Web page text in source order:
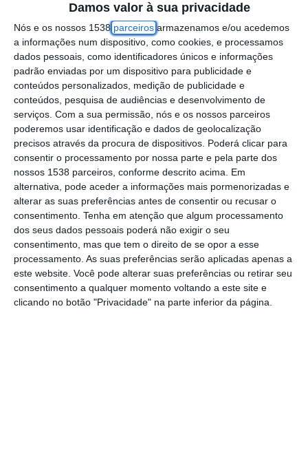
Damos valor à sua privacidade
Nós e os nossos 1538 parceiros armazenamos e/ou acedemos
a informações num dispositivo, como cookies, e processamos
dados pessoais, como identificadores únicos e informações
padrão enviadas por um dispositivo para publicidade e
conteúdos personalizados, medição de publicidade e
conteúdos, pesquisa de audiências e desenvolvimento de
serviços. Com a sua permissão, nós e os nossos parceiros
poderemos usar identificação e dados de geolocalização
precisos através da procura de dispositivos. Poderá clicar para
consentir o processamento por nossa parte e pela parte dos
nossos 1538 parceiros, conforme descrito acima. Em
alternativa, pode aceder a informações mais pormenorizadas e
alterar as suas preferências antes de consentir ou recusar o
consentimento. Tenha em atenção que algum processamento
dos seus dados pessoais poderá não exigir o seu
consentimento, mas que tem o direito de se opor a esse
processamento. As suas preferências serão aplicadas apenas a
este website. Você pode alterar suas preferências ou retirar seu
consentimento a qualquer momento voltando a este site e
clicando no botão "Privacidade" na parte inferior da página.
Foto por: D.R.
O banco Santander, antigo Santander Totta,
irá encerrar algumas agências a nível
nacional, sendo que a Lezíria do Tejo não
passa ao lado desta “otimização da rede de
balcões e da melhoria do serviço ao cliente”.
Segundo fonte oficial do Banco Santander,
na Lezíria do Tejo serão encerrados no dia